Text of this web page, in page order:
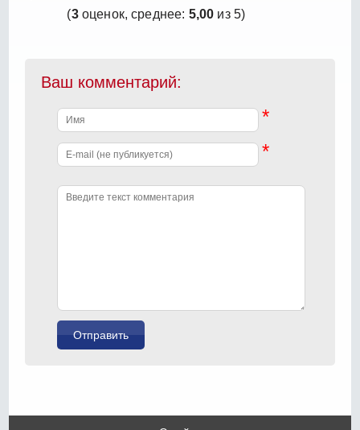
(3оценок, среднее: 5,00 из 5)
Ваш комментарий:
*
*